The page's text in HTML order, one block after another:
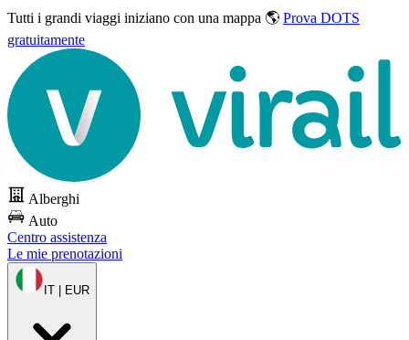
Tutti i grandi viaggi iniziano con una mappa 🌎 Prova DOTS
gratuitamente
Alberghi
Auto
Centro assistenza
Le mie prenotazioni
IT | EUR